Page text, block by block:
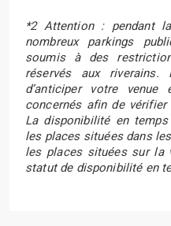
*2 Attention : pendant
nombreux parkings
soumis à des
réservés aux riverains.
d’anticiper votre
concernés afin de
La disponibilité en
les places situées dans
les places situées sur la
statut de disponibilité en